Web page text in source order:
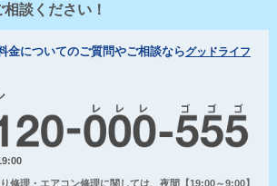
相談ください！
金についてのご質問やご相談ならグッドライフ
修理・エアコン修理に関しては、夜間【19:00～9:00】